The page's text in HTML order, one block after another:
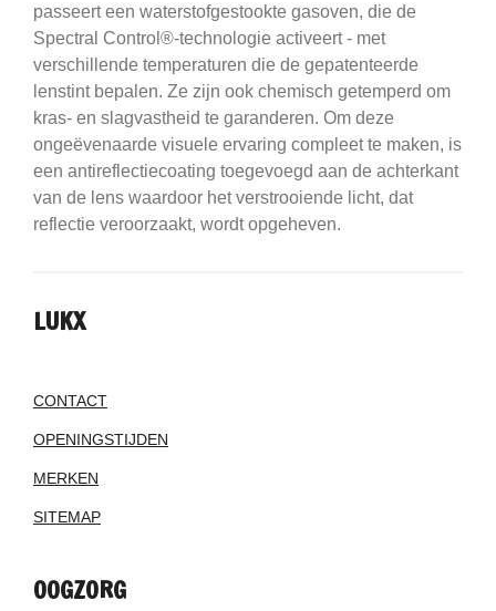
passeert een waterstofgestookte gasoven, die de
Spectral Control®-technologie activeert - met
verschillende temperaturen die de gepatenteerde
lenstint bepalen. Ze zijn ook chemisch getemperd om
kras- en slagvastheid te garanderen. Om deze
ongeëvenaarde visuele ervaring compleet te maken, is
een antireflectiecoating toegevoegd aan de achterkant
van de lens waardoor het verstrooiende licht, dat
reflectie veroorzaakt, wordt opgeheven.
LUKX
CONTACT
OPENINGSTIJDEN
MERKEN
SITEMAP
OOGZORG